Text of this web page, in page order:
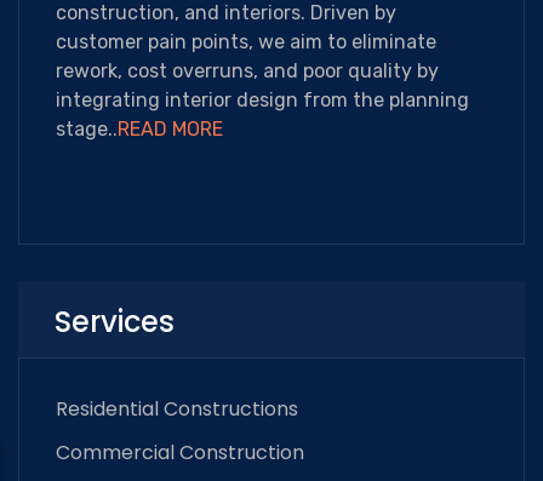
construction, and interiors. Driven by
customer pain points, we aim to eliminate
rework, cost overruns, and poor quality by
integrating interior design from the planning
stage..READ MORE
Services
Residential Constructions
Commercial Construction